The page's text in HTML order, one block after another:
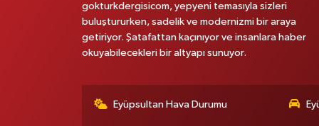
gokturkdergisicom, yepyeni temasıyla sizleri
buluştururken, sadelik ve modernizmi bir araya
getiriyor. Şatafattan kaçınıyor ve insanlara haber
okuyabilecekleri bir altyapı sunuyor.
Eyüpsultan Hava Durumu
TEKNOLOJİ
TİCARET